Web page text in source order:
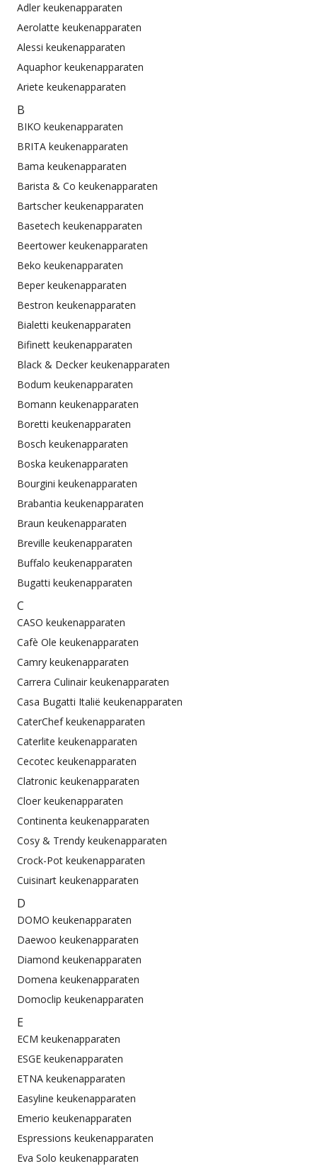
Adler keukenapparaten
Aerolatte keukenapparaten
Alessi keukenapparaten
Aquaphor keukenapparaten
Ariete keukenapparaten
B
BIKO keukenapparaten
BRITA keukenapparaten
Bama keukenapparaten
Barista & Co keukenapparaten
Bartscher keukenapparaten
Basetech keukenapparaten
Beertower keukenapparaten
Beko keukenapparaten
Beper keukenapparaten
Bestron keukenapparaten
Bialetti keukenapparaten
Bifinett keukenapparaten
Black & Decker keukenapparaten
Bodum keukenapparaten
Bomann keukenapparaten
Boretti keukenapparaten
Bosch keukenapparaten
Boska keukenapparaten
Bourgini keukenapparaten
Brabantia keukenapparaten
Braun keukenapparaten
Breville keukenapparaten
Buffalo keukenapparaten
Bugatti keukenapparaten
C
CASO keukenapparaten
Cafè Ole keukenapparaten
Camry keukenapparaten
Carrera Culinair keukenapparaten
Casa Bugatti Italië keukenapparaten
CaterChef keukenapparaten
Caterlite keukenapparaten
Cecotec keukenapparaten
Clatronic keukenapparaten
Cloer keukenapparaten
Continenta keukenapparaten
Cosy & Trendy keukenapparaten
Crock-Pot keukenapparaten
Cuisinart keukenapparaten
D
DOMO keukenapparaten
Daewoo keukenapparaten
Diamond keukenapparaten
Domena keukenapparaten
Domoclip keukenapparaten
E
ECM keukenapparaten
ESGE keukenapparaten
ETNA keukenapparaten
Easyline keukenapparaten
Emerio keukenapparaten
Espressions keukenapparaten
Eva Solo keukenapparaten